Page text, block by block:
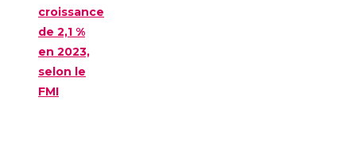
croissance
de 2,1 %
en 2023,
selon le
FMI